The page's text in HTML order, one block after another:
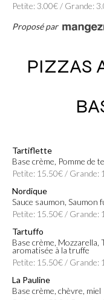
Petite: 3.00€ / Grande:
Proposé par
PIZZAS
Tartiflette
Base crème, Pomme
Petite: 15.50€ / Grande:
Nordique
Sauce saumon,
Petite: 15.50€ / Grande:
Tartuffo
Base crème, Mozzarella, Tomates confites, Parme, Roquette, Huile
aromatisée à la truffe
Petite: 15.50€ / Grande:
La Pauline
Base crème, chèvre, miel